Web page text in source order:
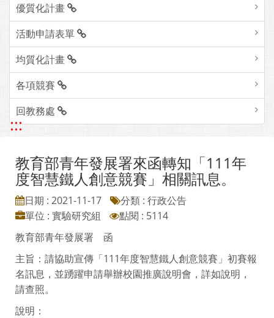
優質化計畫
活動申請表單
均質化計畫
各項競賽
回教務處
:::
教育部青年發展署來函轉知「111年
度智慧鐵人創意競賽」相關訊息。
日期 : 2021-11-17
分類 : 行政公告
單位 : 實驗研究組
點閱 : 5114
教育部青年發展署 函
主旨：請協助宣傳「111年度智慧鐵人創意競賽」初賽報
名訊息，並踴躍申請舉辦校園推廣說明會，詳如說明，
請查照。
說明：